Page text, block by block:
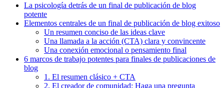
La psicología detrás de un final de publicación de blog
potente
Elementos centrales de un final de publicación de blog exitoso
Un resumen conciso de las ideas clave
Una llamada a la acción (CTA) clara y convincente
Una conexión emocional o pensamiento final
6 marcos de trabajo potentes para finales de publicaciones de
blog
1. El resumen clásico + CTA
2. El creador de comunidad: Haga una pregunta